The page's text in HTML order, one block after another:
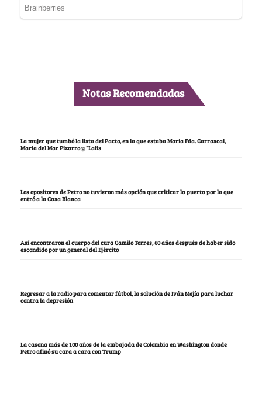
Notas Recomendadas
La mujer que tumbó la lista del Pacto, en la que estaba María Fda. Carrascal,
María del Mar Pizarro y “Lalis
Los opositores de Petro no tuvieron más opción que criticar la puerta por la que
entró a la Casa Blanca
Así encontraron el cuerpo del cura Camilo Torres, 60 años después de haber sido
escondido por un general del Ejército
Regresar a la radio para comentar fútbol, la solución de Iván Mejía para luchar
contra la depresión
La casona más de 100 años de la embajada de Colombia en Washington donde
Petro afinó su cara a cara con Trump